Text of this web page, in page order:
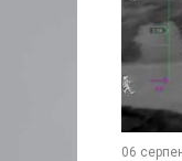
06